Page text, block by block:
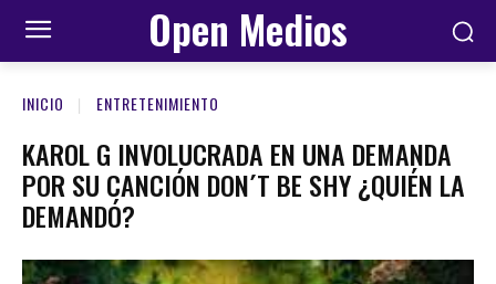
Open Medios
INICIO ENTRETENIMIENTO
KAROL G INVOLUCRADA EN UNA DEMANDA
POR SU CANCIÓN DON´T BE SHY ¿QUIÉN LA
DEMANDÓ?